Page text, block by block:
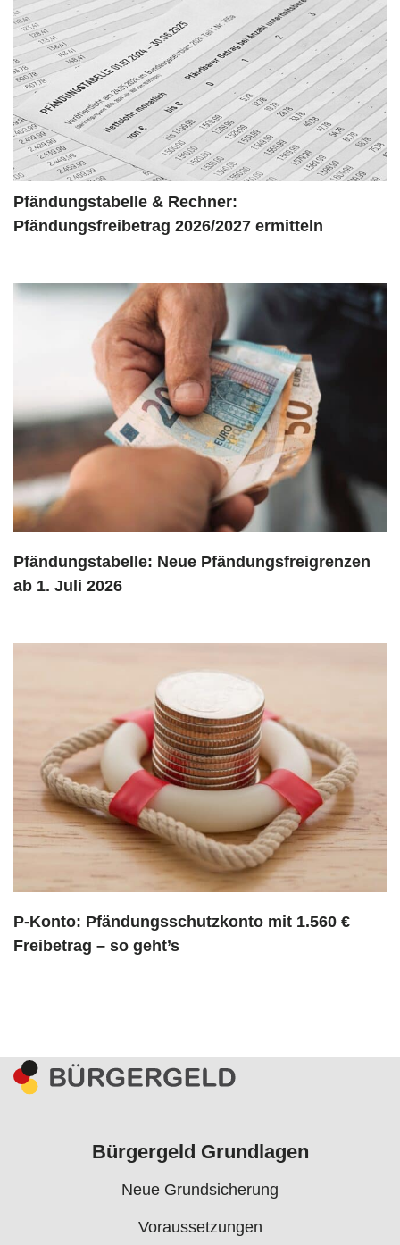
Pfändungstabelle & Rechner:
Pfändungsfreibetrag 2026/2027 ermitteln
Pfändungstabelle: Neue Pfändungsfreigrenzen
ab 1. Juli 2026
P-Konto: Pfändungsschutzkonto mit 1.560 €
Freibetrag – so geht’s
Bürgergeld Grundlagen
Neue Grundsicherung
Voraussetzungen